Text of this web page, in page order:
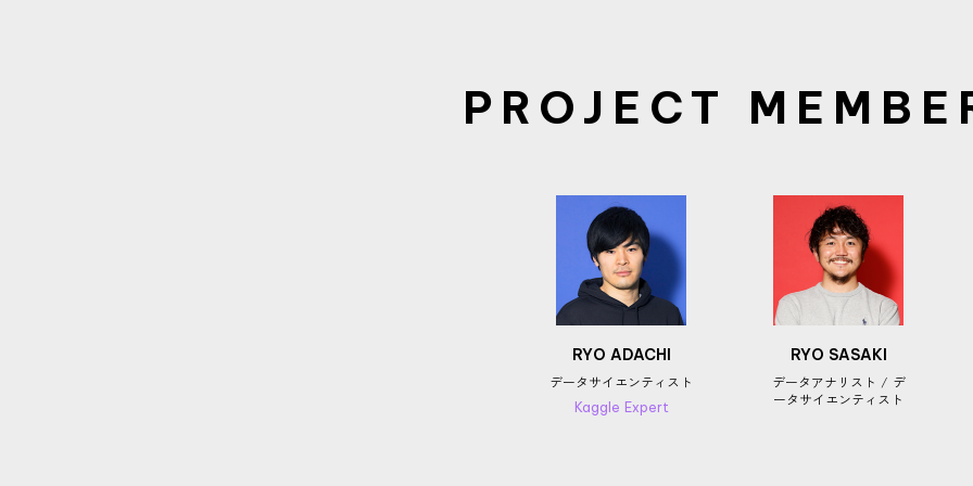
PROJECT
RYO ADACHI
データサイエンティスト
Kaggle Expert
RYO SASAKI
データアナリスト / デ
ータサイエンティスト